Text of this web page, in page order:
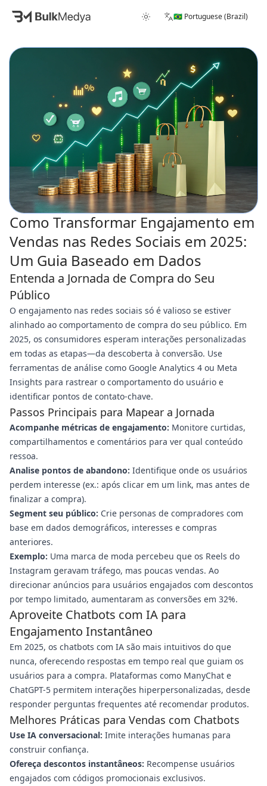
🇧🇷 Portuguese (Brazil)
Como Transformar Engajamento em
Vendas nas Redes Sociais em 2025:
Um Guia Baseado em Dados
Entenda a Jornada de Compra do Seu
Público
O engajamento nas redes sociais só é valioso se estiver
alinhado ao comportamento de compra do seu público. Em
2025, os consumidores esperam interações personalizadas
em todas as etapas—da descoberta à conversão. Use
ferramentas de análise como Google Analytics 4 ou Meta
Insights para rastrear o comportamento do usuário e
identificar pontos de contato-chave.
Passos Principais para Mapear a Jornada
Acompanhe métricas de engajamento: Monitore curtidas,
compartilhamentos e comentários para ver qual conteúdo
ressoa.
Analise pontos de abandono: Identifique onde os usuários
perdem interesse (ex.: após clicar em um link, mas antes de
finalizar a compra).
Segment seu público: Crie personas de compradores com
base em dados demográficos, interesses e compras
anteriores.
Exemplo: Uma marca de moda percebeu que os Reels do
Instagram geravam tráfego, mas poucas vendas. Ao
direcionar anúncios para usuários engajados com descontos
por tempo limitado, aumentaram as conversões em 32%.
Aproveite Chatbots com IA para
Engajamento Instantâneo
Em 2025, os chatbots com IA são mais intuitivos do que
nunca, oferecendo respostas em tempo real que guiam os
usuários para a compra. Plataformas como ManyChat e
ChatGPT-5 permitem interações hiperpersonalizadas, desde
responder perguntas frequentes até recomendar produtos.
Melhores Práticas para Vendas com Chatbots
Use IA conversacional: Imite interações humanas para
construir confiança.
Ofereça descontos instantâneos: Recompense usuários
engajados com códigos promocionais exclusivos.